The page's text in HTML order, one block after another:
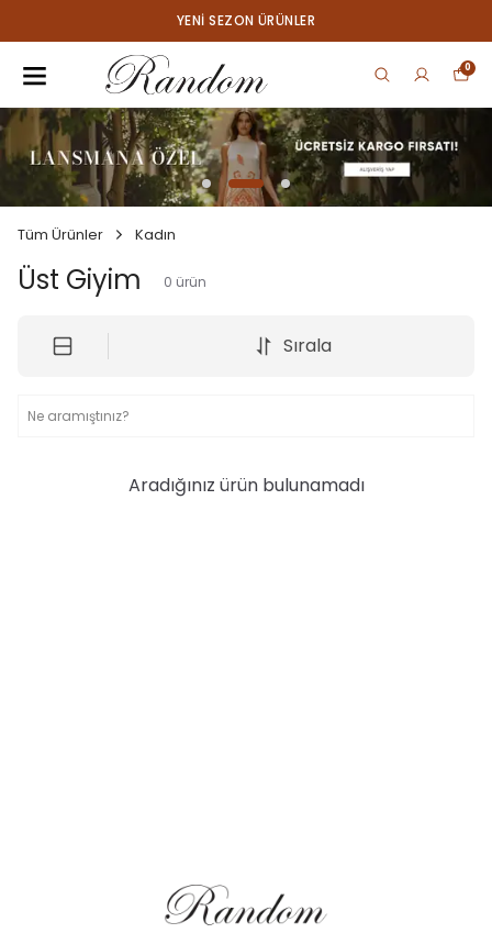
YENI SEZON ÜRÜNLER
0
Tüm Ürünler Kadın
Üst Giyim 0 ürün
Sırala
Aradığınız ürün bulunamadı